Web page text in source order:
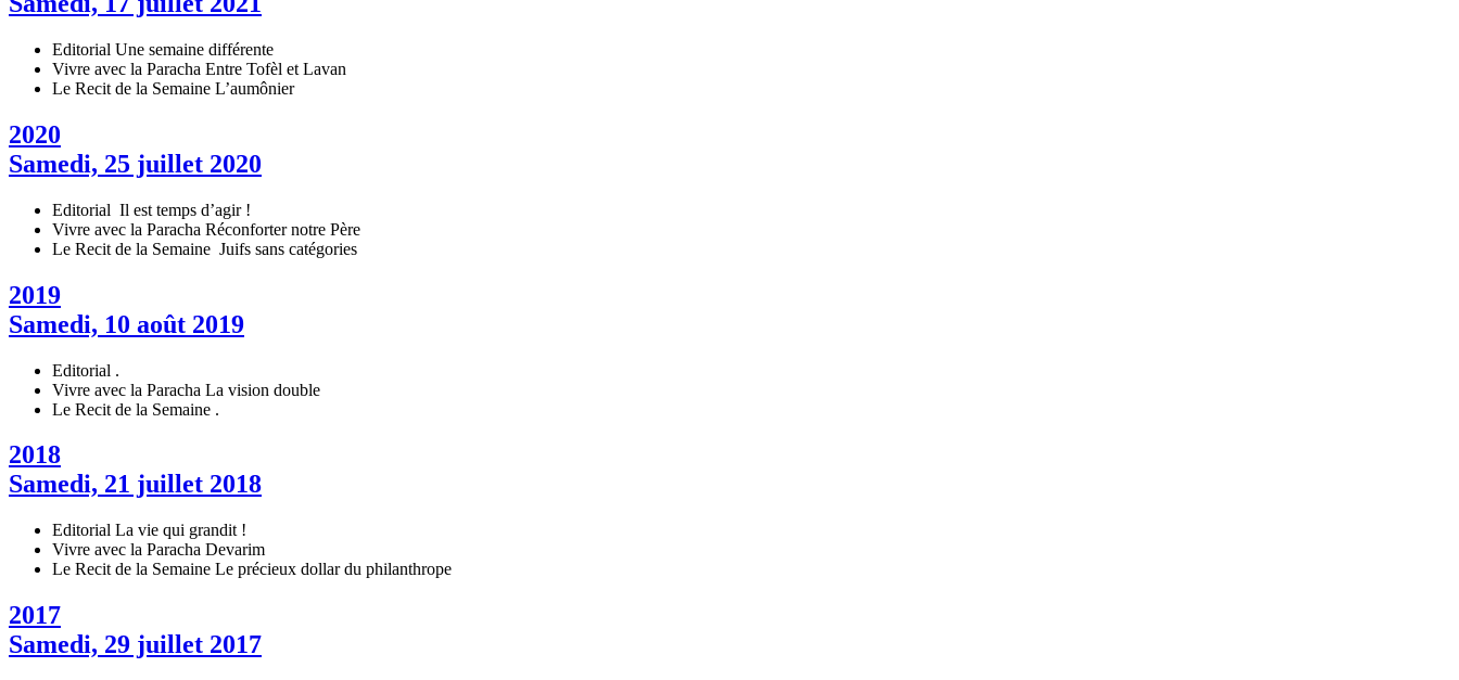
Editorial Une semaine différente
Vivre avec la Paracha Entre Tofèl et Lavan
Le Recit de la Semaine L’aumônier
2020
Samedi, 25 juillet 2020
Editorial Il est temps d’agir !
Vivre avec la Paracha Réconforter notre Père
Le Recit de la Semaine Juifs sans catégories
2019
Samedi, 10 août 2019
Editorial .
Vivre avec la Paracha La vision double
Le Recit de la Semaine .
2018
Samedi, 21 juillet 2018
Editorial La vie qui grandit !
Vivre avec la Paracha Devarim
Le Recit de la Semaine Le précieux dollar du philanthrope
2017
Samedi, 29 juillet 2017